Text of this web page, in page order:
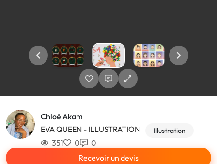
Chloé Akam
EVA QUEEN - ILLUSTRATION
Illustration
351 0
0
Recevoir un devis